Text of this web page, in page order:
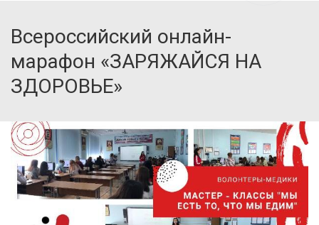
Всероссийский онлайн-
марафон «ЗАРЯЖАЙСЯ НА
ЗДОРОВЬЕ»